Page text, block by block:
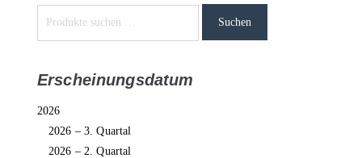
Suchen
Erscheinungsdatum
2026
2026 – 3. Quartal
2026 – 2. Quartal